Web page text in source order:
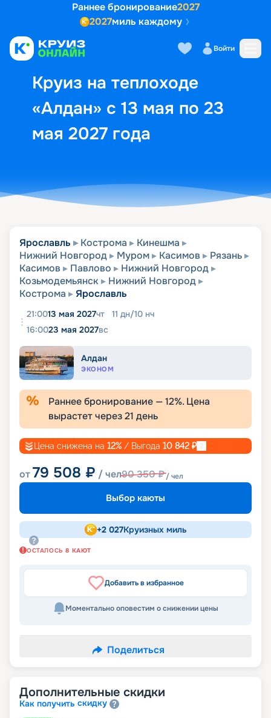
Раннее бронирование2027
2027миль каждому
Войти
Круиз на теплоходе
«Алдан» с 13 мая по 23
мая 2027 года
Выбор кают Маршрут и
Ярославль Кострома
Кинешма
Нижний Новгород
Муром Касимов
Рязань
Касимов
Павлово
Нижний Новгород
Козьмодемьянск
Нижний Новгород
Кострома
Ярославль
21:0013 мая 2027чт 11 дн/10 нч
16:0023 мая 2027вс
Алдан
ЭКОНОМ
Раннее бронирование —12%. Цена
вырастет через21 день
Цена снижена на 12% / Выгода 10 842 ₽
от79 508 ₽ / чел90 350₽/ чел
Выбор каюты
+2 027Круизных миль
ОСТАЛОСЬ 8 КАЮТ
Добавить в избранное
Моментально оповестим о снижении цены
Поделиться
Дополнительные скидки
Как получить скидку